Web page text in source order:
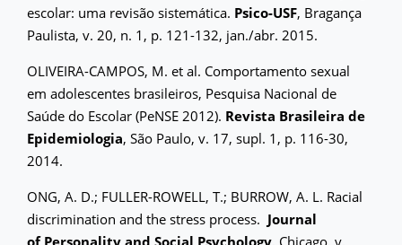
escolar: uma revisão sistemática. Psico-USF, Bragança
Paulista, v. 20, n. 1, p. 121-132, jan./abr. 2015.
OLIVEIRA-CAMPOS, M. et al. Comportamento sexual
em adolescentes brasileiros, Pesquisa Nacional de
Saúde do Escolar (PeNSE 2012). Revista Brasileira de
Epidemiologia, São Paulo, v. 17, supl. 1, p. 116-30,
2014.
ONG, A. D.; FULLER-ROWELL, T.; BURROW, A. L. Racial
discrimination and the stress process. Journal
of Personality and Social Psychology, Chicago, v.